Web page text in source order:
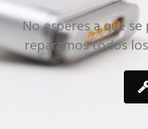
No esperes a que
reparamos todos